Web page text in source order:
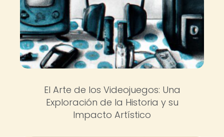
El Arte de los Videojuegos: Una
Exploración de la Historia y su
Impacto Artístico